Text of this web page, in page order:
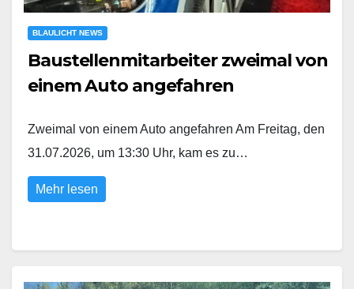
BLAULICHT NEWS
Baustellenmitarbeiter zweimal von
einem Auto angefahren
Zweimal von einem Auto angefahren Am Freitag, den
31.07.2026, um 13:30 Uhr, kam es zu…
Mehr lesen